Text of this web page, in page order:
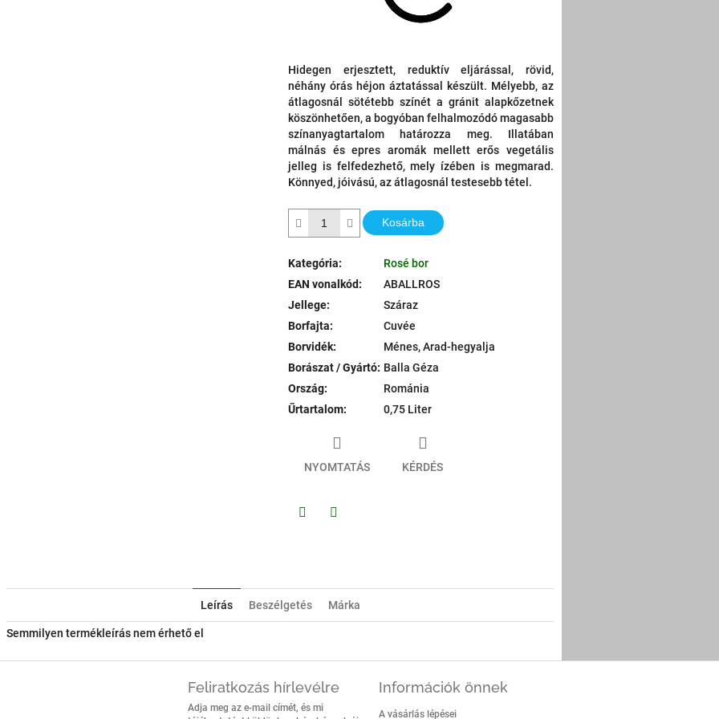
Hidegen erjesztett, reduktív eljárással, rövid,
néhány órás héjon áztatással készült. Mélyebb, az
átlagosnál sötétebb színét a gránit alapkőzetnek
köszönhetően, a bogyóban felhalmozódó magasabb
színanyagtartalom határozza meg. Illatában
málnás és epres aromák mellett erős vegetális
jelleg is felfedezhető, mely ízében is megmarad.
Könnyed, jóivású, az átlagosnál testesebb tétel.
Kosárba
Kategória:
Rosé bor
EAN vonalkód:
ABALLROS
Jellege:
Száraz
Borfajta:
Cuvée
Borvidék:
Ménes, Arad-hegyalja
Borászat / Gyártó: Balla Géza
Ország:
Románia
Űrtartalom: 0,75 Liter
NYOMTATÁS KÉRDÉS
Leírás Beszélgetés Márka
Semmilyen termékleírás nem érhető el
Feliratkozás hírlevélre
Adja meg az e-mail címét, és mi
Információk önnek
A vásárlás lépései